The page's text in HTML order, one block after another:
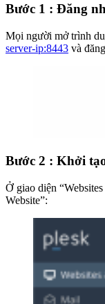
Bước 1 : Đăng
Mọi người mở trình
server-ip:8443 và
Bước 2 : Khởi
Ở giao diện
Website”: